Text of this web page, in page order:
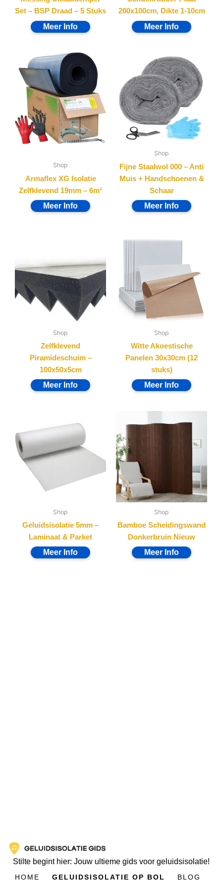
Set – BSP Draad – 5 Stuks
200x100cm, Dikte 1-10cm
Shop
Armaflex XG Isolatie
Zelfklevend 19mm – 6m²
Shop
Fijne Staalwol 000 – Anti
Muis + Handschoenen &
Schaar
Shop
Zelfklevend
Piramideschuim –
100x50x5cm
Shop
Witte Akoestische
Panelen 30x30cm (12
stuks)
Shop
Geluidsisolatie 5mm –
Laminaat & Parket
Shop
Bamboe Scheidingswand
Donkerbruin Nieuw
Stilte begint hier: Jouw ultieme gids voor geluidsisolatie!
HOME GELUIDSISOLATIE OP BOL BLOG